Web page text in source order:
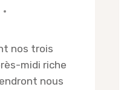
nos trois
midi riche
nous